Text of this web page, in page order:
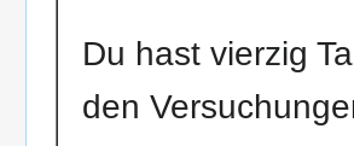
Du hast vierzig
den